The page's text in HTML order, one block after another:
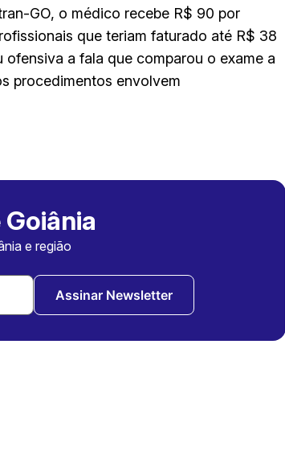
GO, o médico recebe R$ 90 por
que teriam faturado até R$ 38
a fala que comparou o exame a
procedimentos envolvem
e região
Assinar Newsletter